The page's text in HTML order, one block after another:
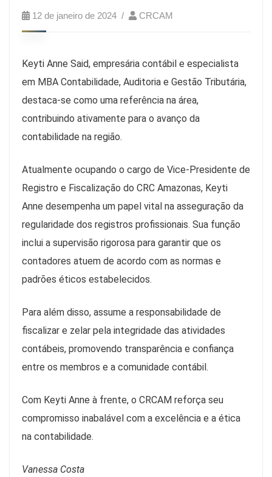
12 de janeiro de 2024 CRCAM
Keyti Anne Said, empresária contábil e especialista
em MBA Contabilidade, Auditoria e Gestão Tributária,
destaca-se como uma referência na área,
contribuindo ativamente para o avanço da
contabilidade na região.
Atualmente ocupando o cargo de Vice-Presidente de
Registro e Fiscalização do CRC Amazonas, Keyti
Anne desempenha um papel vital na asseguração da
regularidade dos registros profissionais. Sua função
inclui a supervisão rigorosa para garantir que os
contadores atuem de acordo com as normas e
padrões éticos estabelecidos.
Para além disso, assume a responsabilidade de
fiscalizar e zelar pela integridade das atividades
contábeis, promovendo transparência e confiança
entre os membros e a comunidade contábil.
Com Keyti Anne à frente, o CRCAM reforça seu
compromisso inabalável com a excelência e a ética
na contabilidade.
Vanessa Costa